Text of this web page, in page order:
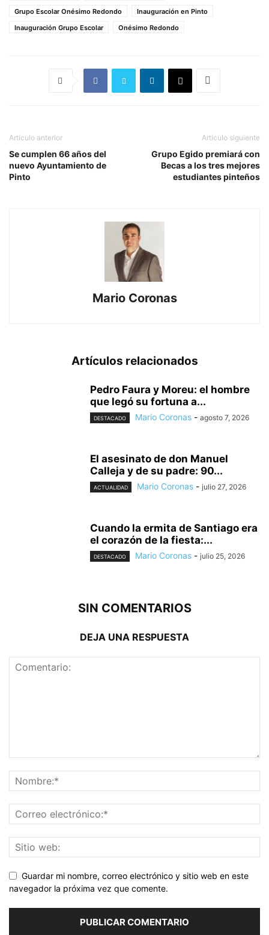
Grupo Escolar Onésimo Redondo
Inauguración en Pinto
Inauguración Grupo Escolar
Onésimo Redondo
Artículo anterior
Se cumplen 66 años del
nuevo Ayuntamiento de
Pinto
Artículo siguiente
Grupo Egido premiará con
Becas a los tres mejores
estudiantes pinteños
Mario Coronas
Artículos relacionados
Pedro Faura y Moreu: el hombre
que legó su fortuna a...
DESTACADO Mario Coronas - agosto 7, 2026
El asesinato de don Manuel
Calleja y de su padre: 90...
ACTUALIDAD Mario Coronas - julio 27, 2026
Cuando la ermita de Santiago era
el corazón de la fiesta:...
DESTACADO Mario Coronas - julio 25, 2026
SIN COMENTARIOS
DEJA UNA RESPUESTA
Guardar mi nombre, correo electrónico y sitio web en este
navegador la próxima vez que comente.